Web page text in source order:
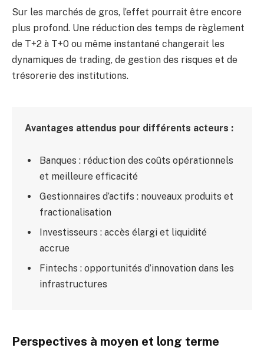
Sur les marchés de gros, l’effet pourrait être encore
plus profond. Une réduction des temps de règlement
de T+2 à T+0 ou même instantané changerait les
dynamiques de trading, de gestion des risques et de
trésorerie des institutions.
Avantages attendus pour différents acteurs :
Banques : réduction des coûts opérationnels
et meilleure efficacité
Gestionnaires d’actifs : nouveaux produits et
fractionalisation
Investisseurs : accès élargi et liquidité
accrue
Fintechs : opportunités d’innovation dans les
infrastructures
Perspectives à moyen et long terme